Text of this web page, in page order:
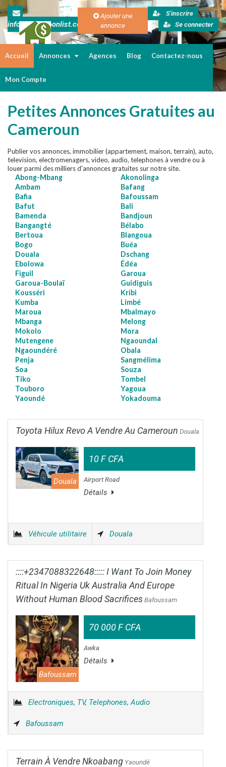
info@cameroonlist.com
Ajouter une
annonce
S'inscrire
Se connecter
Accueil Annonces Agences Blog Contactez-nous
Mon Compte
Petites Annonces Gratuites au
Cameroun
Publier vos annonces, immobilier (appartement, maison, terrain), auto,
television, electromenagers, video, audio, telephones à vendre ou à
louer parmi des milliers d'annonces gratuites sur notre site.
Abong-Mbang
Akonolinga
Ambam
Bafang
Bafia
Bafoussam
Bafut
Bali
Bamenda
Bandjoun
Bangangté
Bélabo
Bertoua
Blangoua
Bogo
Buéa
Douala
Dschang
Ebolowa
Édéa
Figuil
Garoua
Garoua-Boulaï
Guidiguis
Kousséri
Kribi
Kumba
Limbé
Maroua
Mbalmayo
Mbanga
Melong
Mokolo
Mora
Mutengene
Ngaoundal
Ngaoundéré
Obala
Penja
Sangmélima
Soa
Souza
Tiko
Tombel
Touboro
Yagoua
Yaoundé
Yokadouma
Toyota Hilux Revo A Vendre Au Cameroun Douala
Douala
10 F CFA
Airport Road
Détails
Véhicule utilitaire Douala
::::+2347088322648::::: I Want To Join Money
Ritual In Nigeria Uk Australia And Europe
Without Human Blood Sacrifices Bafoussam
Bafoussam
70 000 F CFA
Awka
Détails
Electroniques, TV, Telephones, Audio
Bafoussam
Terrain À Vendre Nkoabang Yaoundé